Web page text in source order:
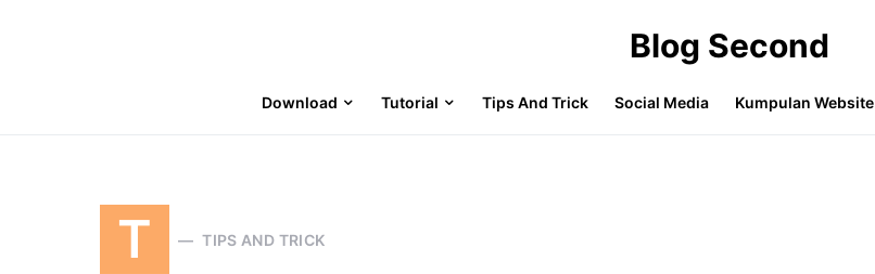
Blog Second
Download Tutorial Tips And Trick Social Media Kumpulan Website
T TIPS AND TRICK